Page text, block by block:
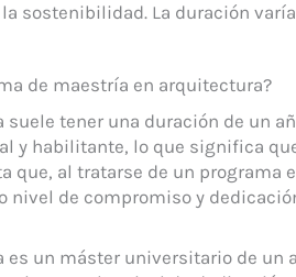
sostenibilidad. La duración
de maestría en arquitectura?
tener una duración de un
y habilitante, lo que significa
que, al tratarse de un programa
nivel de compromiso y
un máster universitario de un